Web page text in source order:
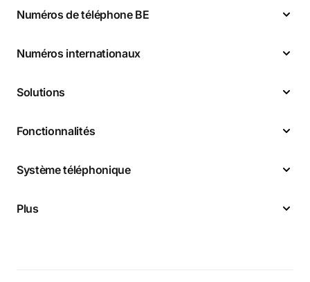
Numéros de téléphone BE
Numéros internationaux
Solutions
Fonctionnalités
Système téléphonique
Plus